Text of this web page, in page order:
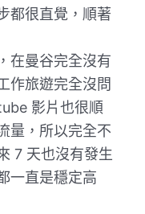
都很直覺，順著
在曼谷完全沒有
作旅遊完全沒問
影片也很順
量，所以完全不
7 天也沒有發生
一直是穩定高